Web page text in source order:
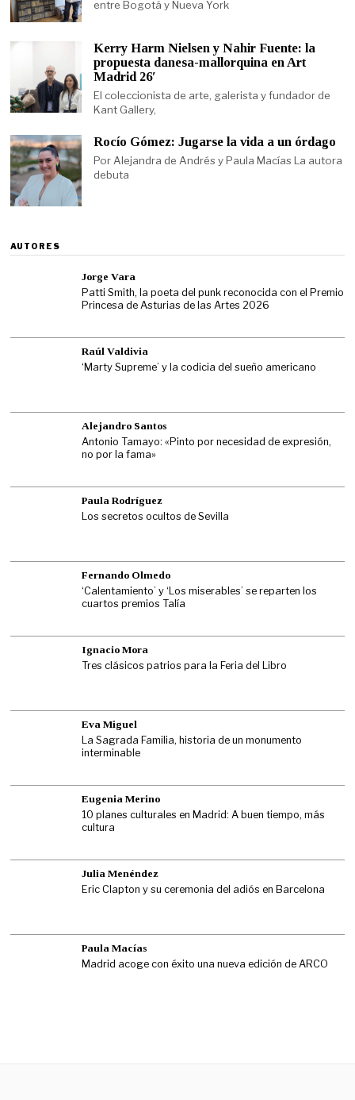
entre Bogotá y Nueva York
Kerry Harm Nielsen y Nahir Fuente: la
propuesta danesa-mallorquina en Art
Madrid 26′
El coleccionista de arte, galerista y fundador de
Kant Gallery,
Rocío Gómez: Jugarse la vida a un órdago
Por Alejandra de Andrés y Paula Macías La autora
debuta
AUTORES
Jorge Vara
Patti Smith, la poeta del punk reconocida con el Premio
Princesa de Asturias de las Artes 2026
Raúl Valdivia
‘Marty Supreme’ y la codicia del sueño americano
Alejandro Santos
Antonio Tamayo: «Pinto por necesidad de expresión,
no por la fama»
Paula Rodríguez
Los secretos ocultos de Sevilla
Fernando Olmedo
‘Calentamiento’ y ‘Los miserables’ se reparten los
cuartos premios Talía
Ignacio Mora
Tres clásicos patrios para la Feria del Libro
Eva Miguel
La Sagrada Familia, historia de un monumento
interminable
Eugenia Merino
10 planes culturales en Madrid: A buen tiempo, más
cultura
Julia Menéndez
Eric Clapton y su ceremonia del adiós en Barcelona
Paula Macías
Madrid acoge con éxito una nueva edición de ARCO